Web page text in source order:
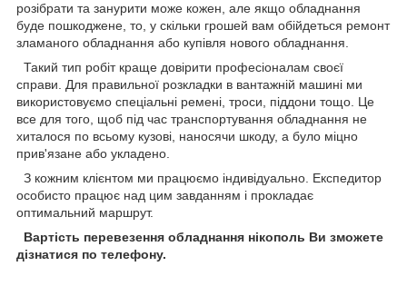
розібрати та занурити може кожен, але якщо обладнання
буде пошкоджене, то, у скільки грошей вам обійдеться ремонт
зламаного обладнання або купівля нового обладнання.
Такий тип робіт краще довірити професіоналам своєї
справи. Для правильної розкладки в вантажній машині ми
використовуємо спеціальні ремені, троси, піддони тощо. Це
все для того, щоб під час транспортування обладнання не
хиталося по всьому кузові, наносячи шкоду, а було міцно
прив'язане або укладено.
З кожним клієнтом ми працюємо індивідуально. Експедитор
особисто працює над цим завданням і прокладає
оптимальний маршрут.
Вартість перевезення обладнання нікополь Ви зможете
дізнатися по телефону.